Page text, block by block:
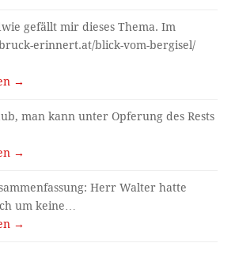
gefällt mir dieses Thema. Im
erinnert.at/blick-vom-bergisel/
→
man kann unter Opferung des Rests
→
Herr Walter hatte
um keine…
→